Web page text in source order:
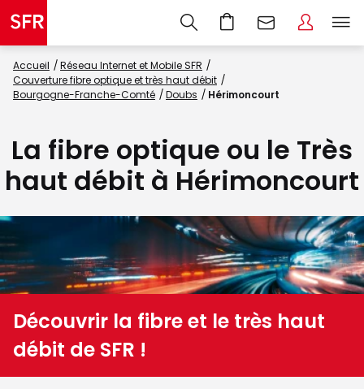
Accueil
Réseau Internet et Mobile SFR
Couverture fibre optique et très haut débit
Bourgogne-Franche-Comté
Doubs Hérimoncourt
La fibre optique ou le Très
haut débit à Hérimoncourt
Découvrir la fibre et le très haut
débit de SFR !